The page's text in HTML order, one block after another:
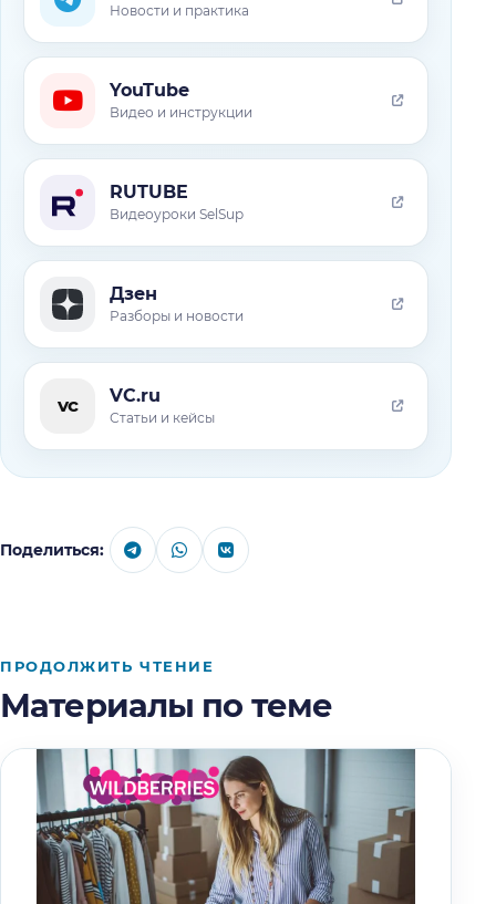
Новости и практика
YouTube
Видео и инструкции
RUTUBE
Видеоуроки SelSup
Дзен
Разборы и новости
vc VC.ru
Статьи и кейсы
Поделиться:
ПРОДОЛЖИТЬ ЧТЕНИЕ
Материалы по теме